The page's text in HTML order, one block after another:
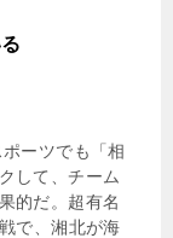
ーツでも「相
して、チーム
的だ。超有名
で、湘北が海